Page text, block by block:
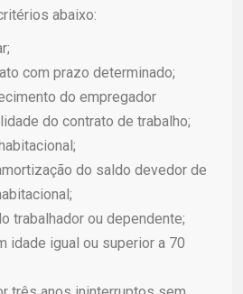
abaixo:
com prazo determinado;
do empregador
do contrato de trabalho;
do saldo devedor de
trabalhador ou dependente;
idade igual ou superior a 70